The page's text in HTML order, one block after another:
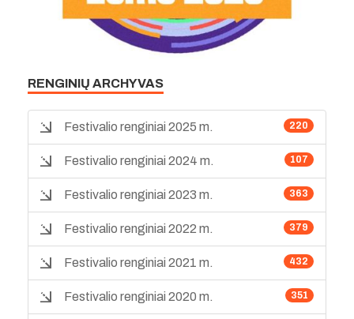
RENGINIŲ ARCHYVAS
220
Festivalio renginiai 2025 m.
107
Festivalio renginiai 2024 m.
363
Festivalio renginiai 2023 m.
379
Festivalio renginiai 2022 m.
432
Festivalio renginiai 2021 m.
351
Festivalio renginiai 2020 m.